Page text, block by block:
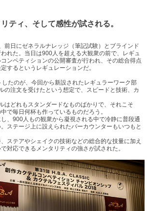
ティ、そして感性が試される。
前日にゼネラルナレッジ（筆記試験）とブラインド
れた。当日は900人を超える大観衆の前で、レギュ
ンペティションの公開審査が行われ、その総合得点
するというレギュレーションだ。
たのが、今回から新設されたレギュラーワーク部
の注文を受けたという想定で、スピードと技術、カ
はどれもスタンダードなものばかりで、それこそ
で毎日何杯も作っているものだろう。
、900人もの観衆から凝視される中で冷静に普段通
ステージ上に設えられたバーカウンターもいつもと
ステアやシェイクの技術などの総合的な技量に加え
対応できるメンタリティの強さが試された。